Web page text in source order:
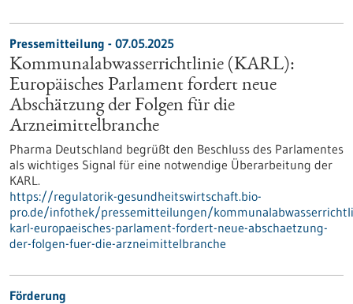
Pressemitteilung - 07.05.2025
Kommunalabwasserrichtlinie (KARL):
Europäisches Parlament fordert neue
Abschätzung der Folgen für die
Arzneimittelbranche
Pharma Deutschland begrüßt den Beschluss des Parlamentes
als wichtiges Signal für eine notwendige Überarbeitung der
KARL.
https://regulatorik-gesundheitswirtschaft.bio-
pro.de/infothek/pressemitteilungen/
karl-europaeisches-parlament-fordert-neue-abschaetzung-
der-folgen-fuer-die-arzneimittelbranche
Förderung